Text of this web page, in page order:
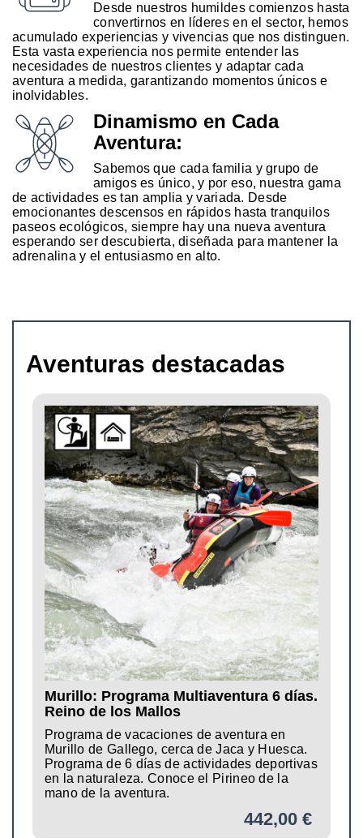
Desde nuestros humildes comienzos hasta
convertirnos en líderes en el sector, hemos
acumulado experiencias y vivencias que nos distinguen.
Esta vasta experiencia nos permite entender las
necesidades de nuestros clientes y adaptar cada
aventura a medida, garantizando momentos únicos e
inolvidables.
Dinamismo en Cada
Aventura:
Sabemos que cada familia y grupo de
amigos es único, y por eso, nuestra gama
de actividades es tan amplia y variada. Desde
emocionantes descensos en rápidos hasta tranquilos
paseos ecológicos, siempre hay una nueva aventura
esperando ser descubierta, diseñada para mantener la
adrenalina y el entusiasmo en alto.
Aventuras destacadas
Murillo: Programa Multiaventura 6 días.
Reino de los Mallos
Programa de vacaciones de aventura en
Murillo de Gallego, cerca de Jaca y Huesca.
Programa de 6 días de actividades deportivas
en la naturaleza. Conoce el Pirineo de la
mano de la aventura.
442,00 €